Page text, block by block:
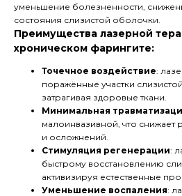
уменьшение болезненности,
состояния слизистой оболочки.
Преимущества лазерной
хроническом фарингите:
Точечное воздействие:
поражённые участки
затрагивая здоровые ткани.
Минимальная
малоинвазивной, что снижает
и осложнений.
Стимуляция регенерации:
быстрому восстановлению
активизируя естественные
Уменьшение воспаления: